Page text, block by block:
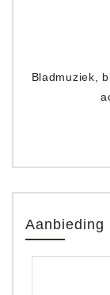
Bladmuziek,
Aanbieding